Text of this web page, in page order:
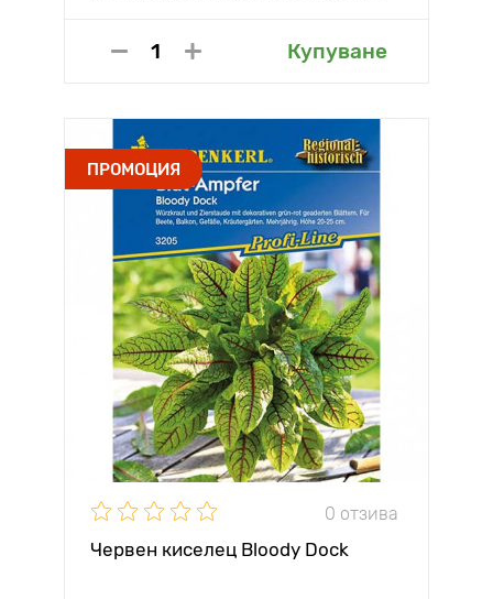
Купуване
ПРОМОЦИЯ
0 отзива
Червен киселец Bloody Dock